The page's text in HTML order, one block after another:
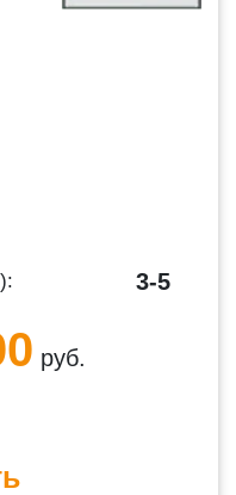
3-5
руб.